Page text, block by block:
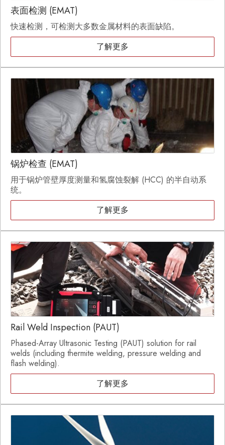
表面检测 (EMAT)
快速检测，可检测大多数金属材料的表面缺陷。
了解更多
锅炉检查 (EMAT)
用于锅炉管壁厚度测量和氢腐蚀裂解 (HCC) 的半自动系
统。
了解更多
Rail Weld Inspection (PAUT)
Phased-Array Ultrasonic Testing (PAUT) solution for rail
welds (including thermite welding, pressure welding and
flash welding).
了解更多